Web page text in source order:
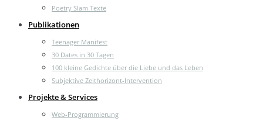
Poetry Slam Texte
Publikationen
Teenager Manifest
30 Dates in 30 Tagen
100 kleine Gedichte über die Liebe und das Leben
Subjektive Zeithorizont-Intervention
Projekte & Services
Web-Programmierung